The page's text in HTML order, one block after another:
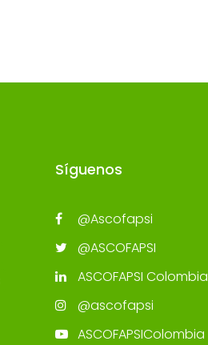
Síguenos
@Ascofapsi
@ASCOFAPSI
ASCOFAPSI Colombia
@ascofapsi
ASCOFAPSIColombia